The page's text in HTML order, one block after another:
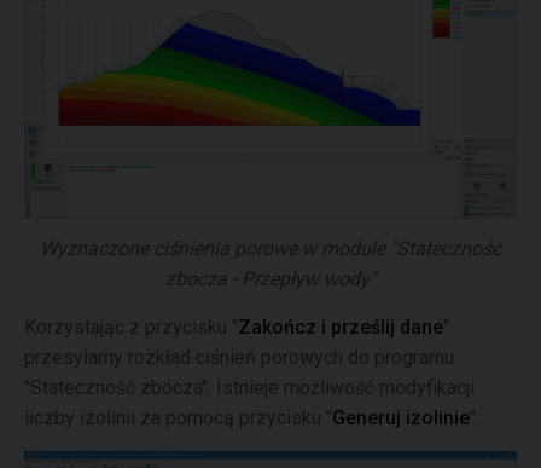
Wyznaczone ciśnienia porowe w module "Stateczność
zbocza - Przepływ wody"
Korzystając z przycisku "Zakończ i prześlij dane"
przesyłamy rozkład ciśnień porowych do programu
"Stateczność zbocza". Istnieje możliwość modyfikacji
liczby izolinii za pomocą przycisku "Generuj izolinie".